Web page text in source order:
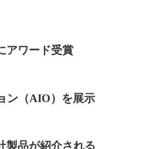
アワード受賞
ン（AIO）を展示
製品が紹介される